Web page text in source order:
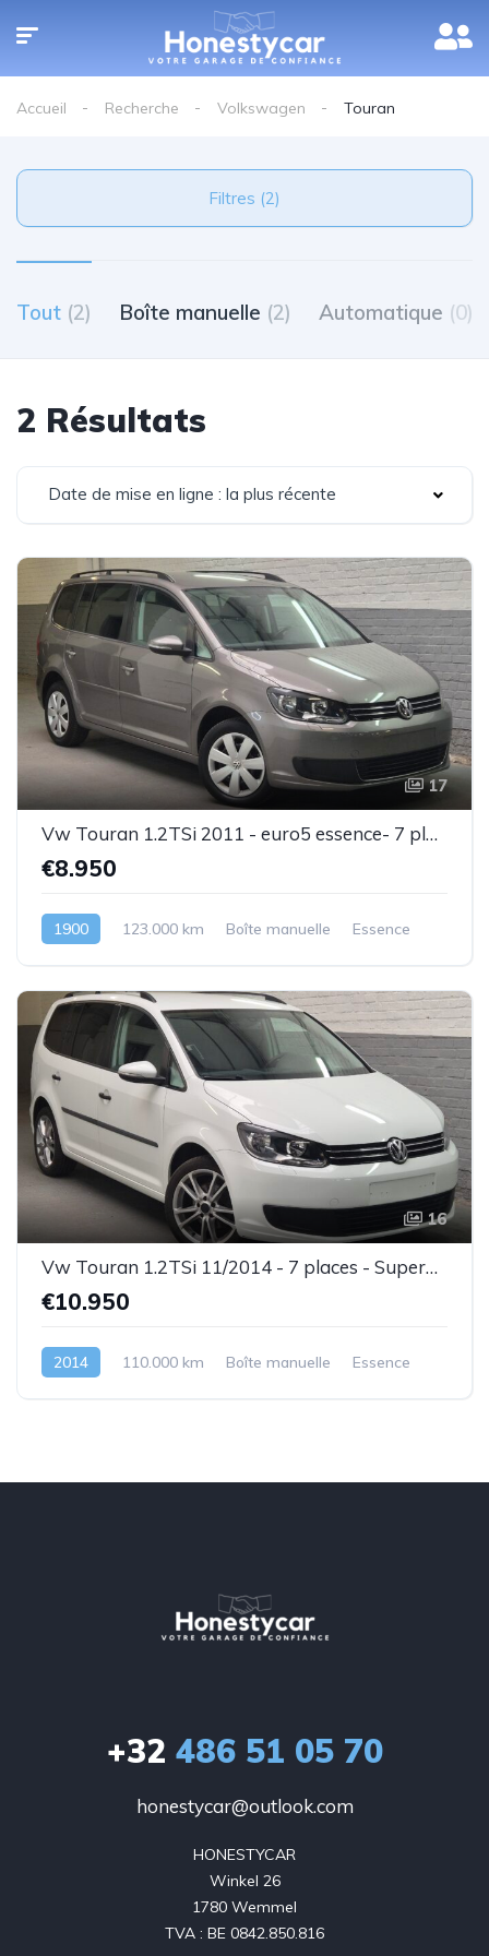
Accueil Recherche Volkswagen Touran
Filtres (2)
Tout (2) Boîte manuelle (2) Automatique (0)
2 Résultats
Date de mise en ligne : la plus récente
17
Vw Touran 1.2TSi 2011 - euro5 essence- 7 places - 1 prop .- Superbe état - Garantie
€8.950
1900 123.000 km Boîte manuelle Essence
16
Vw Touran 1.2TSi 11/2014 - 7 places - Superbe état - Garantie
€10.950
2014 110.000 km Boîte manuelle Essence
+32 486 51 05 70
honestycar@outlook.com
HONESTYCAR
Winkel 26
1780 Wemmel
TVA : BE 0842.850.816